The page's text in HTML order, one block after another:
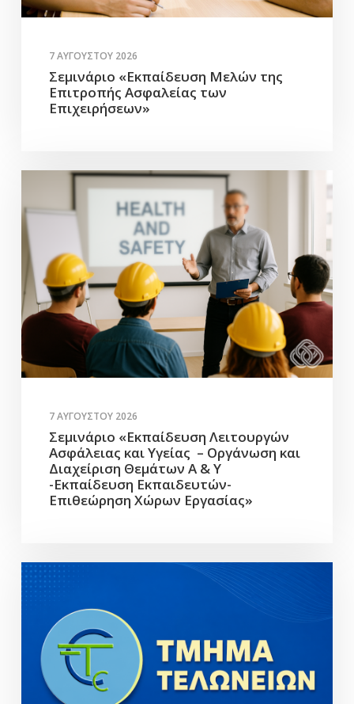
7 ΑΥΓΟΎΣΤΟΥ 2026
Σεμινάριο «Εκπαίδευση Μελών της
Επιτροπής Ασφαλείας των
Επιχειρήσεων»
7 ΑΥΓΟΎΣΤΟΥ 2026
Σεμινάριο «Εκπαίδευση Λειτουργών
Ασφάλειας και Υγείας – Οργάνωση και
Διαχείριση Θεμάτων Α & Υ
-Εκπαίδευση Εκπαιδευτών-
Επιθεώρηση Χώρων Εργασίας»